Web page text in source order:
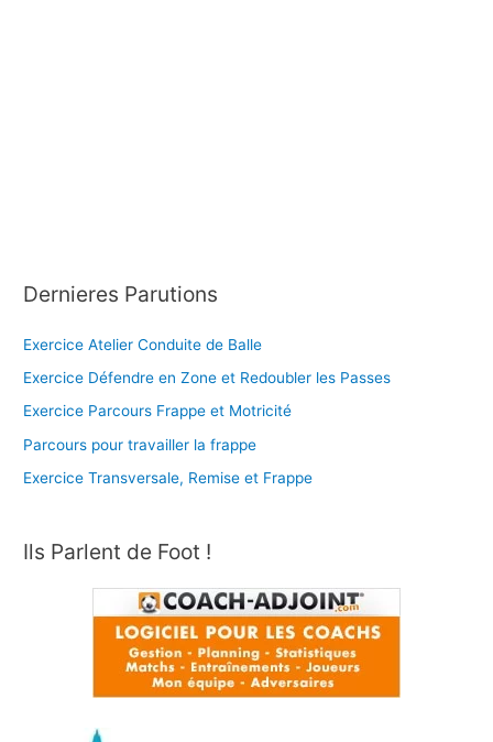
Dernieres Parutions
Exercice Atelier Conduite de Balle
Exercice Défendre en Zone et Redoubler les Passes
Exercice Parcours Frappe et Motricité
Parcours pour travailler la frappe
Exercice Transversale, Remise et Frappe
Ils Parlent de Foot !